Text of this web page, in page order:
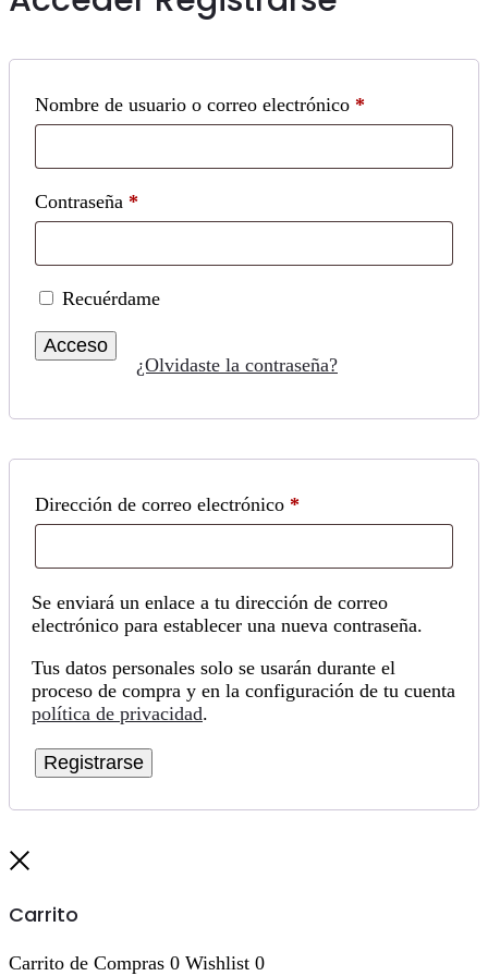
Nombre de usuario o correo electrónico *
Contraseña *
Recuérdame
Acceso
¿Olvidaste la contraseña?
Dirección de correo electrónico *
Se enviará un enlace a tu dirección de correo
electrónico para establecer una nueva contraseña.
Tus datos personales solo se usarán durante el
proceso de compra y en la configuración de tu cuenta
política de privacidad.
Registrarse
Carrito
Carrito de Compras 0 Wishlist 0